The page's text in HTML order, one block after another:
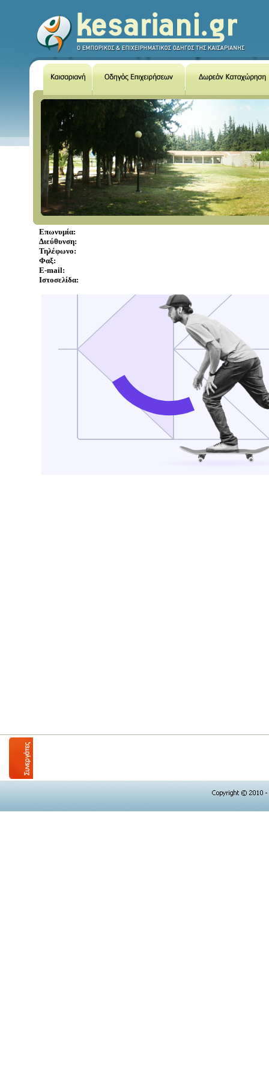
Επωνυμία:
Διεύθυνση:
Τηλέφωνο:
Φαξ:
E-mail:
Ιστοσελίδα: